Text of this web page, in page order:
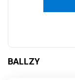
BALLZY